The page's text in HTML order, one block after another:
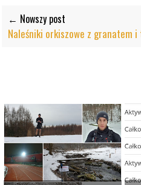
← Nowszy post
Naleśniki orkiszowe z granatem i